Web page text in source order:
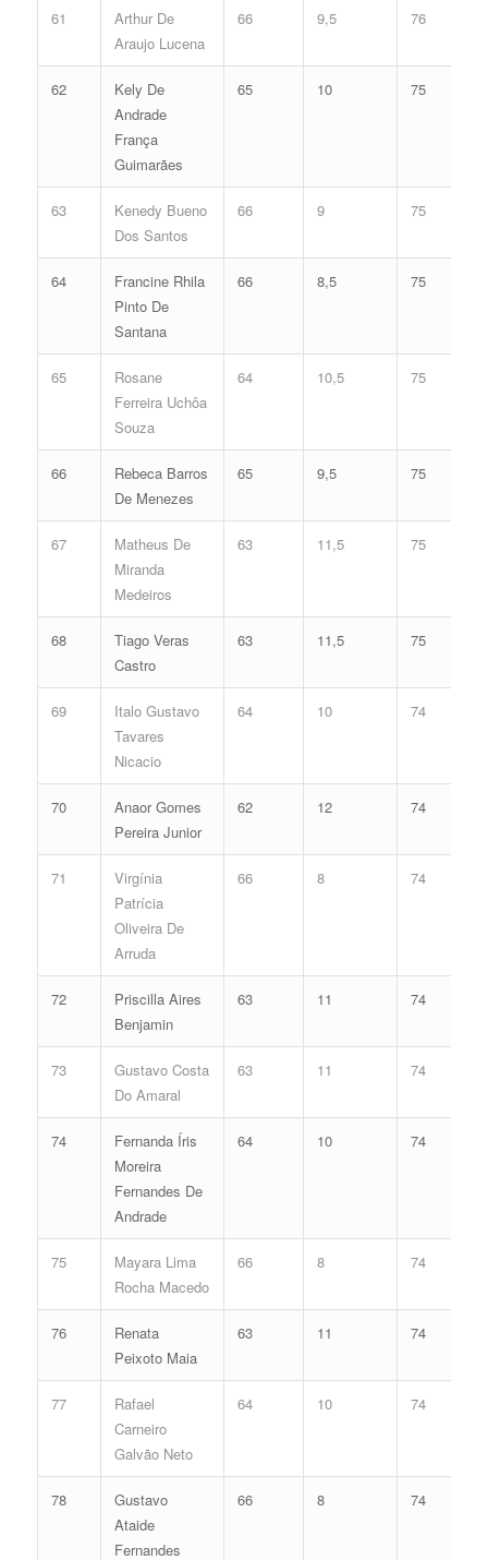
61
Arthur De
Araujo Lucena
66 9,5 76
62
Kely De
Andrade
França
Guimarães
65 10 75
63
Kenedy Bueno
Dos Santos
66 9 75
64
Francine Rhila
Pinto De
Santana
66 8,5 75
65
Rosane
Ferreira Uchôa
Souza
64 10,5 75
66
Rebeca Barros
De Menezes
65 9,5 75
67
Matheus De
Miranda
Medeiros
63 11,5 75
68
Tiago Veras
Castro
63 11,5 75
69
Italo Gustavo
Tavares
Nicacio
64 10 74
70
Anaor Gomes
Pereira Junior
62 12 74
71
Virgínia
Patrícia
Oliveira De
Arruda
66 8 74
72
Priscilla Aires
Benjamin
63 11 74
73
Gustavo Costa
Do Amaral
63 11 74
74
Fernanda Íris
Moreira
Fernandes De
Andrade
64 10 74
75
Mayara Lima
Rocha Macedo
66 8 74
76
Renata
Peixoto Maia
63 11 74
77
Rafael
Carneiro
Galvão Neto
64 10 74
78
Gustavo
Ataide
Fernandes
66 8 74